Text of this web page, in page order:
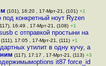
(101), 16:20 , 17-Мрт-21, (101) +1
конкретный ноут Ryzen
16:49 , 17-Мрт-21, (108) +1
с отправкой простыни на
(111), 17:05 , 17-Мрт-21, (111) +1
утилит в одну кучу, а
(117), 17:17 , 17-Мрт-21, (113) +3
it87 force_id